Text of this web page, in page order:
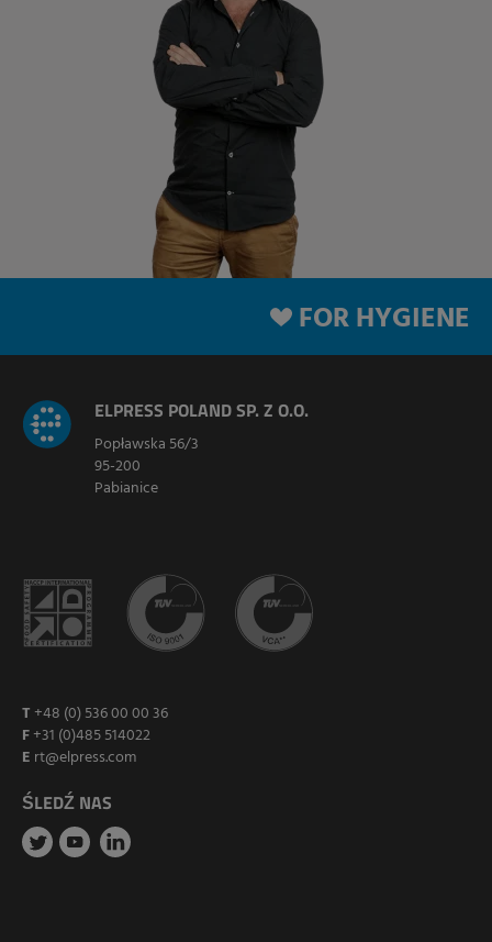
FOR HYGIENE
ELPRESS POLAND SP. Z O.O.
Popławska 56/3
95-200
Pabianice
T +48 (0) 536 00 00 36
F+31 (0)485 514022
E rt@elpress.com
ŚLEDŹ NAS